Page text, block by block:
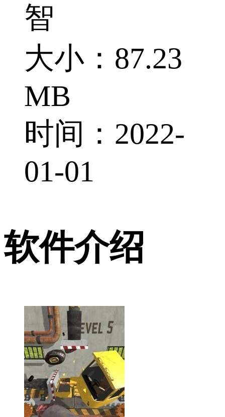
智
大小：87.23
MB
时间：2022-
01-01
软件介绍